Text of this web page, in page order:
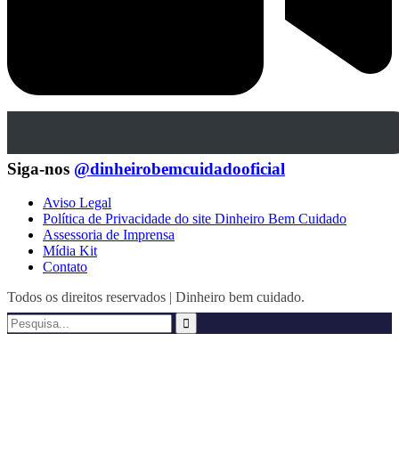
Siga-nos @dinheirobemcuidadooficial
Aviso Legal
Política de Privacidade do site Dinheiro Bem Cuidado
Assessoria de Imprensa
Mídia Kit
Contato
Todos os direitos reservados | Dinheiro bem cuidado.